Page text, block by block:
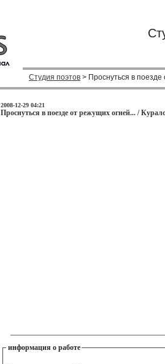
Студия поэтов > Проснуться в
2008-12-29 04:21
Проснуться в поезде от режущих огней... /
информация о работе